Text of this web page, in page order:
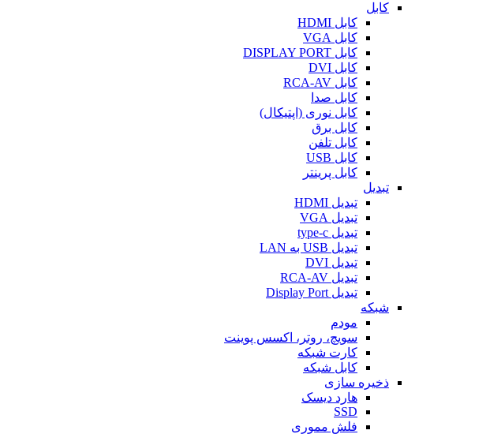
کابل
کابل HDMI
کابل VGA
کابل DISPLAY PORT
کابل DVI
کابل RCA-AV
کابل صدا
کابل نوری (اپتیکال)
کابل برق
کابل تلفن
کابل USB
کابل پرینتر
تبدیل
تبدیل HDMI
تبدیل VGA
تبدیل type-c
تبدیل USB به LAN
تبدیل DVI
تبدیل RCA-AV
تبدیل Display Port
شبکه
مودم
سویچ، روتر، اکسس پوینت
کارت شبکه
کابل شبکه
ذخیره سازی
هارد دیسک
SSD
فلش مموری